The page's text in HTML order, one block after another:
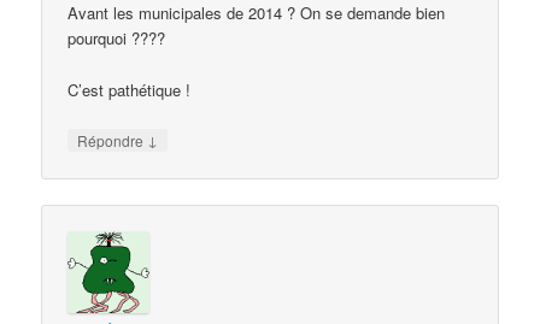
Avant les municipales de 2014 ? On se demande bien
pourquoi ????
C’est pathétique !
Répondre ↓